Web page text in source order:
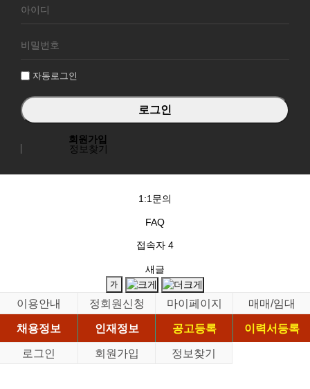
원
그
자동로그인
회원가입
정보찾기
1:1문의
FAQ
접속자 4
새글
이용안내 정회원신청 마이페이지
매매/임대
채용정보
인재정보 공고등록
이력서등록
로그인
회원가입 정보찾기